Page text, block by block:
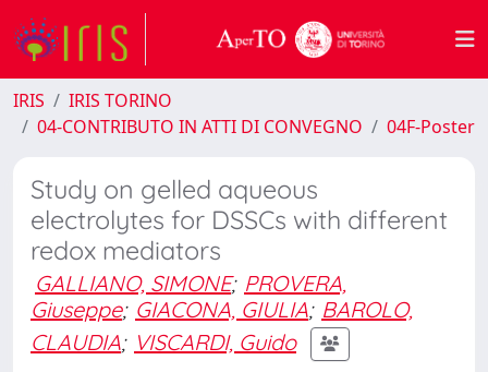
IRIS
IRIS TORINO
04-CONTRIBUTO IN ATTI DI CONVEGNO
04F-Poster
Study on gelled aqueous
electrolytes for DSSCs with different
redox mediators
GALLIANO, SIMONE; PROVERA,
Giuseppe; GIACONA, GIULIA; BAROLO,
CLAUDIA; VISCARDI, Guido